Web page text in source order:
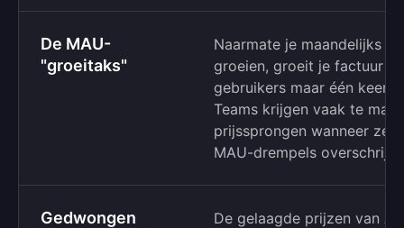
De MAU-
"groeitaks"
Naarmate je maandelijks
groeien, groeit je factuur
gebruikers maar één keer
Teams krijgen vaak te
prijssprongen wanneer ze
MAU-drempels
Gedwongen
De gelaagde prijzen van